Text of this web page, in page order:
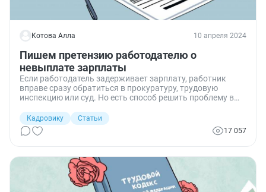
Котова Алла 10 апреля 2024
Пишем претензию работодателю о
невыплате зарплаты
Если работодатель задерживает зарплату, работник
вправе сразу обратиться в прокуратуру, трудовую
инспекцию или суд. Но есть способ решить проблему в
невыплате зарплаты к работодателю в письменном виде.
Рассказываем, куда и когда жаловаться и как написать
претензию по заработной плате по всем нормам
Кадровику
Статьи
17 057